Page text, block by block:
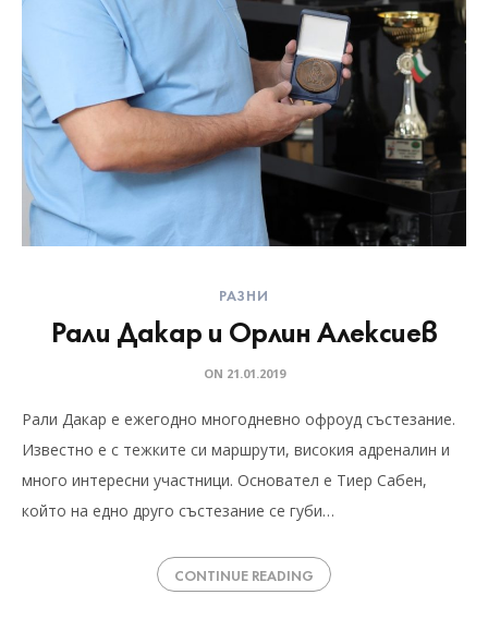
РАЗНИ
Рали Дакар и Орлин Алексиев
ON 21.01.2019
Рали Дакар е ежегодно многодневно офроуд състезание.
Известно е с тежките си маршрути, високия адреналин и
много интересни участници. Основател е Тиер Сабен,
който на едно друго състезание се губи…
CONTINUE READING